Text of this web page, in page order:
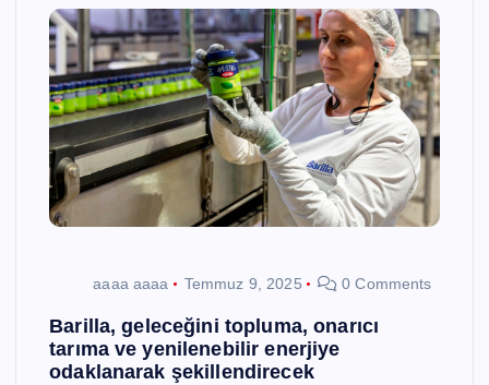
aaaa aaaa Temmuz 9, 2025 0 Comments
Barilla, geleceğini topluma, onarıcı
tarıma ve yenilenebilir enerjiye
odaklanarak şekillendirecek